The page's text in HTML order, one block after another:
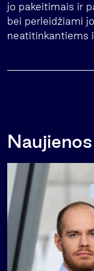
jo pakeitimais ir
bei perleidžiami
neatitinkantiems
Naujienos